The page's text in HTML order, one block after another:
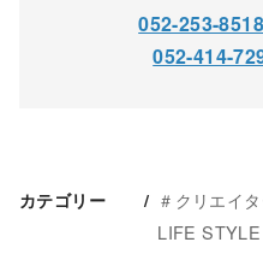
052-253-8518
052-414-
カテゴリー ＃クリエイ
LIFE STYLE